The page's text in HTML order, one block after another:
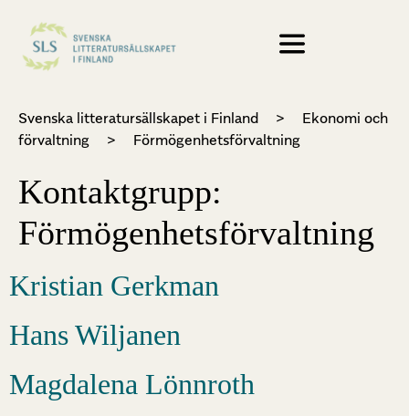
Svenska litteratursällskapet i Finland >
Ekonomi och
förvaltning
> Förmögenhetsförvaltning
Kontaktgrupp:
Förmögenhetsförvaltning
Kristian Gerkman
Hans Wiljanen
Magdalena Lönnroth